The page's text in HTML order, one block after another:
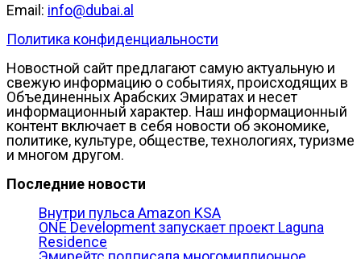
Email: info@dubai.al
Политика конфиденциальности
Новостной сайт предлагают самую актуальную и
свежую информацию о событиях, происходящих в
Объединенных Арабских Эмиратах и несет
информационный характер. Наш информационный
контент включает в себя новости об экономике,
политике, культуре, обществе, технологиях, туризме
и многом другом.
Последние новости
Внутри пульса Amazon KSA
ONE Development запускает проект Laguna
Residence